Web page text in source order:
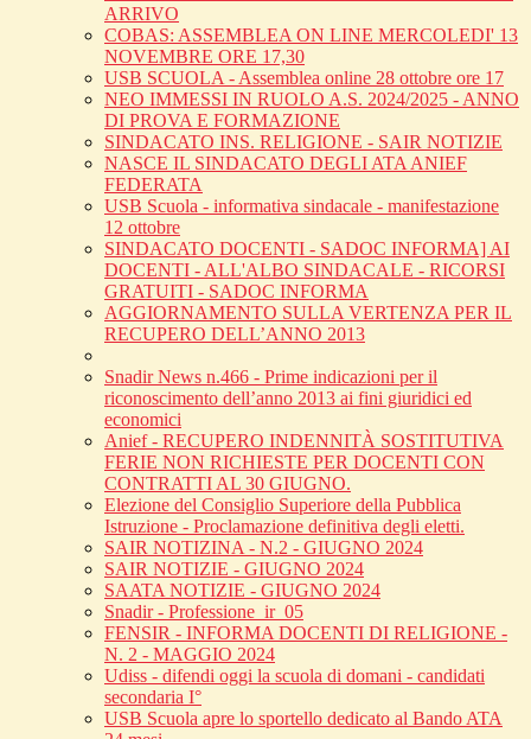
ARRIVO
COBAS: ASSEMBLEA ON LINE MERCOLEDI' 13
NOVEMBRE ORE 17,30
USB SCUOLA - Assemblea online 28 ottobre ore 17
NEO IMMESSI IN RUOLO A.S. 2024/2025 - ANNO
DI PROVA E FORMAZIONE
SINDACATO INS. RELIGIONE - SAIR NOTIZIE
NASCE IL SINDACATO DEGLI ATA ANIEF
FEDERATA
USB Scuola - informativa sindacale - manifestazione
12 ottobre
SINDACATO DOCENTI - SADOC INFORMA] AI
DOCENTI - ALL'ALBO SINDACALE - RICORSI
GRATUITI - SADOC INFORMA
AGGIORNAMENTO SULLA VERTENZA PER IL
RECUPERO DELL’ANNO 2013
Snadir News n.466 - Prime indicazioni per il
riconoscimento dell’anno 2013 ai fini giuridici ed
economici
Anief - RECUPERO INDENNITÀ SOSTITUTIVA
FERIE NON RICHIESTE PER DOCENTI CON
CONTRATTI AL 30 GIUGNO.
Elezione del Consiglio Superiore della Pubblica
Istruzione - Proclamazione definitiva degli eletti.
SAIR NOTIZINA - N.2 - GIUGNO 2024
SAIR NOTIZIE - GIUGNO 2024
SAATA NOTIZIE - GIUGNO 2024
Snadir - Professione_ir_05
FENSIR - INFORMA DOCENTI DI RELIGIONE -
N. 2 - MAGGIO 2024
Udiss - difendi oggi la scuola di domani - candidati
secondaria I°
USB Scuola apre lo sportello dedicato al Bando ATA